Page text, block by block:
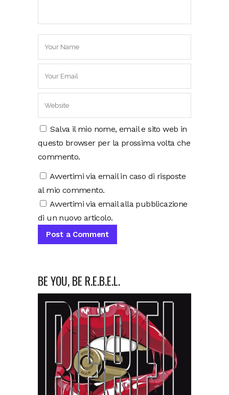
Salva il mio nome, email e sito web in
questo browser per la prossima volta che
commento.
Avvertimi via email in caso di risposte
al mio commento.
Avvertimi via email alla pubblicazione
di un nuovo articolo.
BE YOU, BE R.E.B.E.L.